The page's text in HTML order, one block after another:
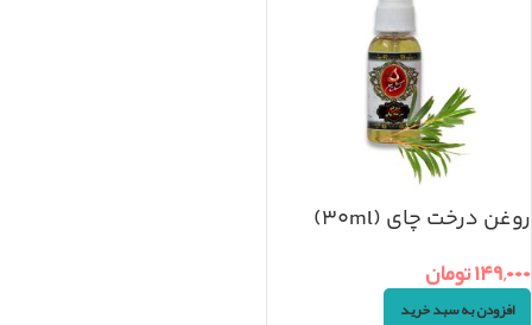
روغن درخت چای (۳۰ml)
۱۴۹,۰۰۰تومان
افزودن به سبد خرید